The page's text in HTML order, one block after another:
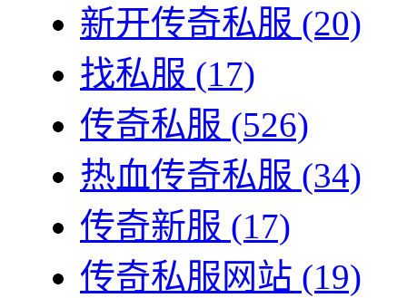
新开传奇私服 (20)
找私服 (17)
传奇私服 (526)
热血传奇私服 (34)
传奇新服 (17)
传奇私服网站 (19)